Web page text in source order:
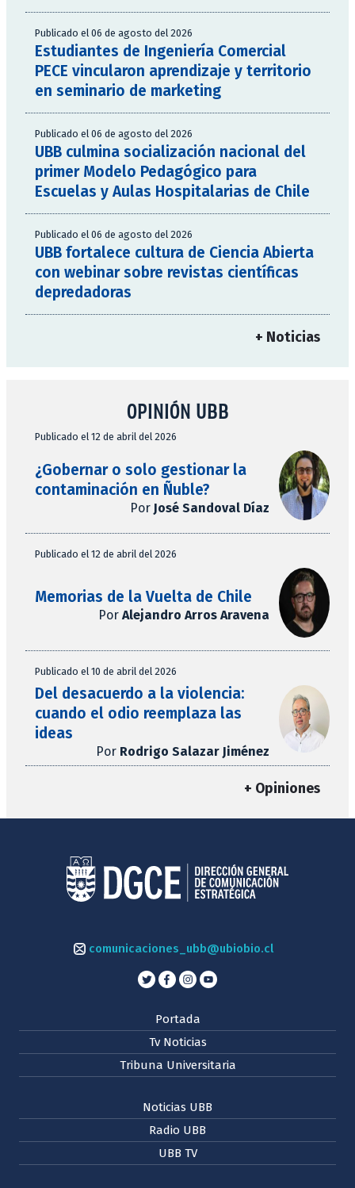
Publicado el 06 de agosto del 2026
Estudiantes de Ingeniería Comercial
PECE vincularon aprendizaje y territorio
en seminario de marketing
Publicado el 06 de agosto del 2026
UBB culmina socialización nacional del
primer Modelo Pedagógico para
Escuelas y Aulas Hospitalarias de Chile
Publicado el 06 de agosto del 2026
UBB fortalece cultura de Ciencia Abierta
con webinar sobre revistas científicas
depredadoras
+ Noticias
OPINIÓN UBB
Publicado el 12 de abril del 2026
¿Gobernar o solo gestionar la
contaminación en Ñuble?
Por José Sandoval Díaz
Publicado el 12 de abril del 2026
Memorias de la Vuelta de Chile
Por Alejandro Arros Aravena
Publicado el 10 de abril del 2026
Del desacuerdo a la violencia:
cuando el odio reemplaza las
ideas
Por Rodrigo Salazar Jiménez
+ Opiniones
comunicaciones_ubb@ubiobio.cl
Portada
Tv Noticias
Tribuna Universitaria
Noticias UBB
Radio UBB
UBB TV